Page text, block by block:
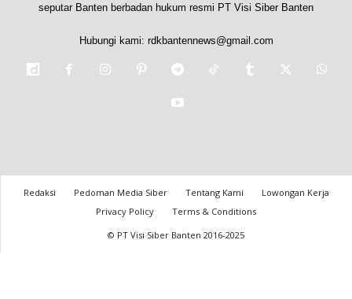
seputar Banten berbadan hukum resmi PT Visi Siber Banten
Hubungi kami: rdkbantennews@gmail.com
Redaksi Pedoman Media Siber Tentang Kami
Lowongan Kerja
Privacy Policy
Terms & Conditions
© PT Visi Siber Banten 2016-2025